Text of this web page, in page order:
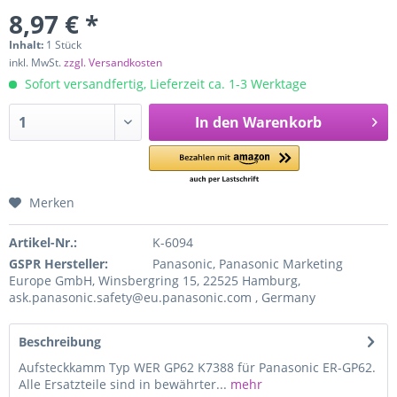
8,97 € *
Inhalt: 1 Stück
inkl. MwSt.zzgl. Versandkosten
Sofort versandfertig, Lieferzeit ca. 1-3 Werktage
In den Warenkorb
Merken
Artikel-Nr.:
K-6094
GSPR Hersteller:
Panasonic, Panasonic Marketing
Europe GmbH, Winsbergring 15, 22525 Hamburg,
ask.panasonic.safety@eu.panasonic.com , Germany
Beschreibung
Aufsteckkamm Typ WER GP62 K7388 für Panasonic ER-GP62.
Alle Ersatzteile sind in bewährter... mehr